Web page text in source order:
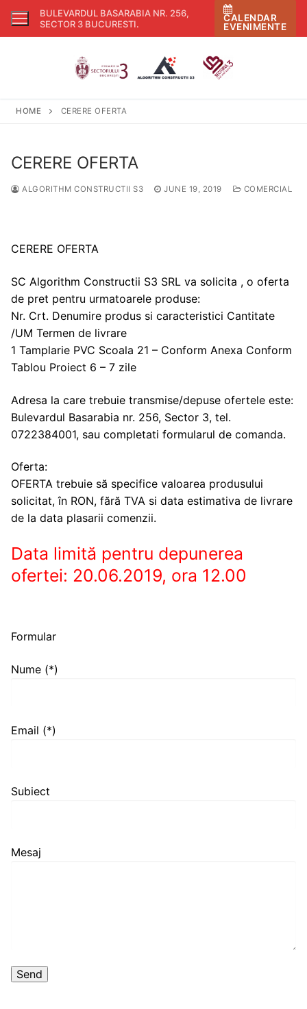
Skip
BULEVARDUL BASARABIA NR. 256,
SECTOR 3 BUCURESTI.
CALENDAR
EVENIMENTE
HOME CERERE OFERTA
CERERE OFERTA
ALGORITHM CONSTRUCTII S3 JUNE 19, 2019 COMERCIAL
CERERE OFERTA
SC Algorithm Constructii S3 SRL va solicita , o oferta
de pret pentru urmatoarele produse:
Nr. Crt. Denumire produs si caracteristici Cantitate
/UM Termen de livrare
1 Tamplarie PVC Scoala 21 – Conform Anexa Conform
Tablou Proiect 6 – 7 zile
Adresa la care trebuie transmise/depuse ofertele este:
Bulevardul Basarabia nr. 256, Sector 3, tel.
0722384001, sau completati formularul de comanda.
Oferta:
OFERTA trebuie să specifice valoarea produsului
solicitat, în RON, fără TVA si data estimativa de livrare
de la data plasarii comenzii.
Data limită pentru depunerea
ofertei: 20.06.2019, ora 12.00
Formular
Nume (*)
Email (*)
Subiect
Mesaj